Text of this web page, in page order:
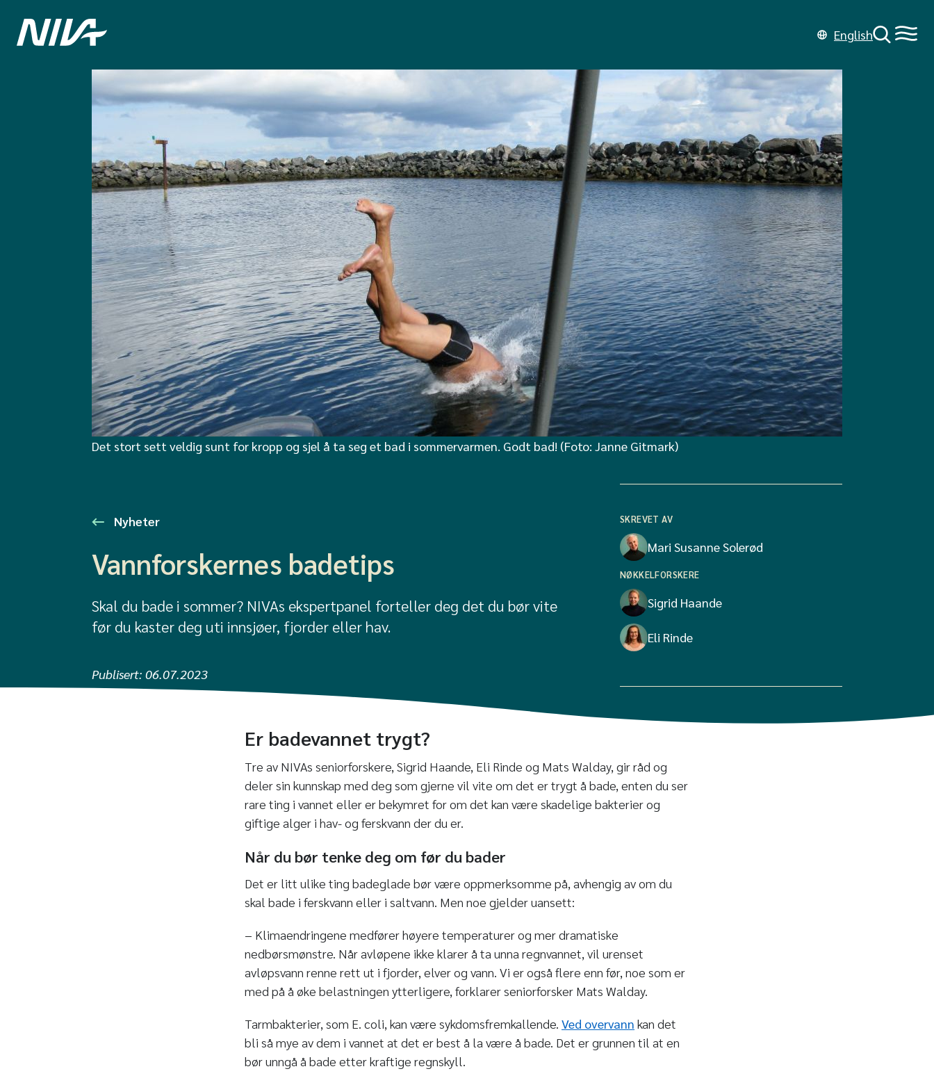
English
Det stort sett veldig sunt for kropp og sjel å ta seg et bad i sommervarmen. Godt bad! (Foto: Janne Gitmark)
Nyheter
Vannforskernes badetips
Skal du bade i sommer? NIVAs ekspertpanel forteller deg det du bør vite
før du kaster deg uti innsjøer, fjorder eller hav.
Publisert: 06.07.2023
SKREVET AV
Mari Susanne Solerød
NØKKELFORSKERE
Sigrid Haande
Eli Rinde
Er badevannet trygt?
Tre av NIVAs seniorforskere, Sigrid Haande, Eli Rinde og Mats Walday, gir råd og
deler sin kunnskap med deg som gjerne vil vite om det er trygt å bade, enten du ser
rare ting i vannet eller er bekymret for om det kan være skadelige bakterier og
giftige alger i hav- og ferskvann der du er.
Når du bør tenke deg om før du bader
Det er litt ulike ting badeglade bør være oppmerksomme på, avhengig av om du
skal bade i ferskvann eller i saltvann. Men noe gjelder uansett:
− Klimaendringene medfører høyere temperaturer og mer dramatiske
nedbørsmønstre. Når avløpene ikke klarer å ta unna regnvannet, vil urenset
avløpsvann renne rett ut i fjorder, elver og vann. Vi er også flere enn før, noe som er
med på å øke belastningen ytterligere, forklarer seniorforsker Mats Walday.
Tarmbakterier, som E. coli, kan være sykdomsfremkallende. Ved overvann kan det
bli så mye av dem i vannet at det er best å la være å bade. Det er grunnen til at en
bør unngå å bade etter kraftige regnskyll.